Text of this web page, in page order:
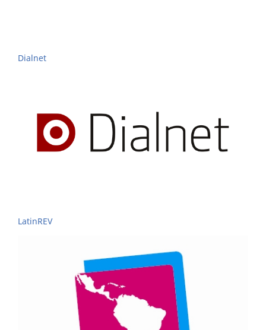
Dialnet
LatinREV